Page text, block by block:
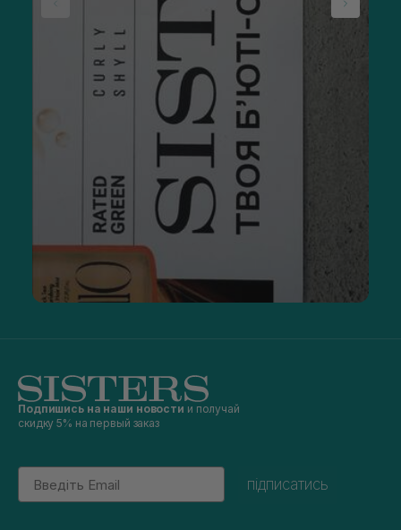
Подпишись на наши новости и получай
скидку 5% на первый заказ
Email
підписатись